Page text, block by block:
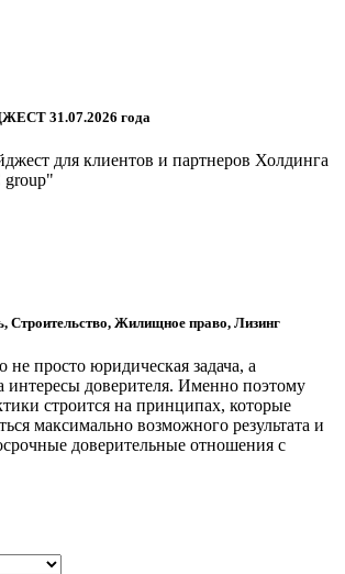
31.07.2026 года
для клиентов и партнеров Холдинга
Строительство, Жилищное право, Лизинг
просто юридическая задача, а
интересы доверителя. Именно поэтому
строится на принципах, которые
максимально возможного результата и
доверительные отношения с